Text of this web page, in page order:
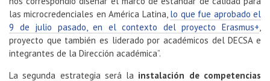
las microcredenciales en América Latina, lo que fue aprobado el
9 de julio pasado, en el contexto del proyecto Erasmus+,
proyecto que también es liderado por académicos del DECSA e
integrantes de la Dirección académica”.
La segunda estrategia será la instalación de competencias